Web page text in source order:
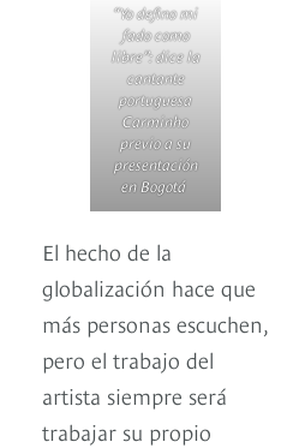
“Yo defino mi
fado como
libre”: dice la
cantante
portuguesa
Carminho
previo a su
presentación
en Bogotá
El hecho de la
globalización hace que
más personas escuchen,
pero el trabajo del
artista siempre será
trabajar su propio